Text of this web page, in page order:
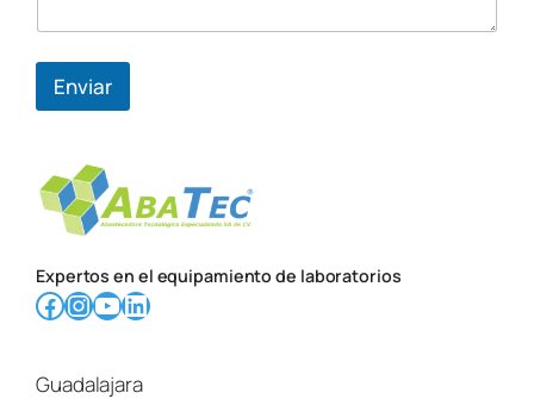
Enviar
Expertos en el equipamiento de laboratorios
Facebook InstagramYouTube LinkedIn
Guadalajara